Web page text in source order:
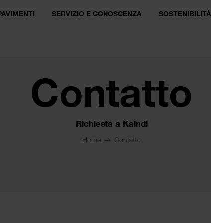
SERVIZIO E CONOSCENZA SOSTENIBILITÀ
Contatto
Richiesta a Kaindl
Home Contatto